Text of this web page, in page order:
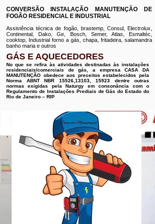
CONVERSÃO INSTALAÇÃO MANUTENÇÃO DE
FOGÃO RESIDENCIAL E INDUSTRIAL
Assistência técnica de fogão, brastemp, Consul, Electrolux,
Continental, Dako, Ge, Bosch, Semer, Atlas, Esmaltéc,
cooktop, Industrial forno a gás, chapa, fritadeira, salamandra
banho maria e outros
GÁS E AQUECEDORES
No que se refira às atividades destinadas às instalações
residenciais/comerciais de gás, a empresa CASA DA
MANUTENÇÃO obedece aos preceitos estabelecidos pela
Norma ABNT NBR 15526,13103, 15923 dentre outras
normas exigidas pela Naturgy em consonância com o
Regulamento de Instalações Prediais de Gás do Estado do
Rio de Janeiro – RIP